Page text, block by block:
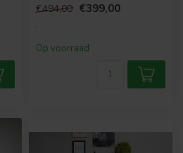
des...
€494,00 €399,00
.
Op voorraad